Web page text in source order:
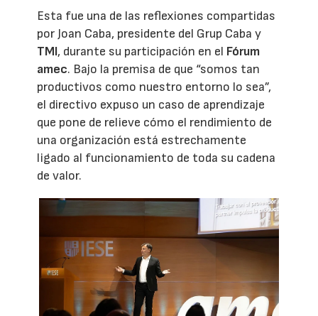
Esta fue una de las reflexiones compartidas
por Joan Caba, presidente del Grup Caba y
TMI, durante su participación en el Fórum
amec. Bajo la premisa de que “somos tan
productivos como nuestro entorno lo sea”,
el directivo expuso un caso de aprendizaje
que pone de relieve cómo el rendimiento de
una organización está estrechamente
ligado al funcionamiento de toda su cadena
de valor.